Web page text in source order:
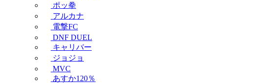
ポッ拳
アルカナ
電撃FC
DNF DUEL
キャリバー
ジョジョ
MVC
あすか120％